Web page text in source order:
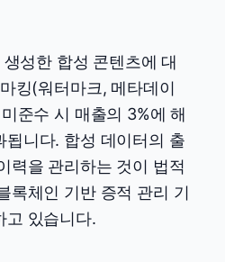
성한 합성 콘텐츠에 대
킹(워터마크, 메타데이
준수 시 매출의 3%에 해
됩니다. 합성 데이터의 출
력을 관리하는 것이 법적
록체인 기반 증적 관리 기
고 있습니다.